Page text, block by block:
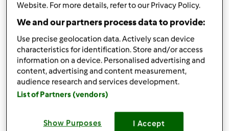
Ingredientes
Ovos Mexidos e Abacate
5unidadeovos
2unidadeabacate, maduro
20gramamanteiga s/ sal
1q.b.sal,a gosto
0,5unidadelimão
Adicionar à lista de compras
Website. For more details, refer to our Privacy Policy.
We and our partners process data to provide:
Use precise geolocation data. Actively scan device
characteristics for identification. Store and/or access
information on a device. Personalised advertising and
content, advertising and content measurement,
audience research and services development.
List of Partners (vendors)
Show Purposes I Accept